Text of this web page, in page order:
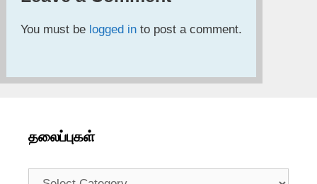
You must be logged in to post a comment.
தலைப்புகள்
தலைப்புகள்